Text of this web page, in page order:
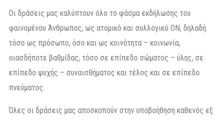
Οι δράσεις μας καλύπτουν όλο το φάσμα εκδήλωσης του
φαινομένου Άνθρωπος, ως ατομικό και συλλογικό ΟΝ, δηλαδή
τόσο ως πρόσωπο, όσο και ως κοινότητα – κοινωνία,
οιασδήποτε βαθμίδας, τόσο σε επίπεδο σώματος – ύλης, σε
επίπεδο ψυχής – συναισθήματος και τέλος και σε επίπεδο
πνεύματος.
Όλες οι δράσεις μας αποσκοπούν στην υποβοήθηση καθενός εξ